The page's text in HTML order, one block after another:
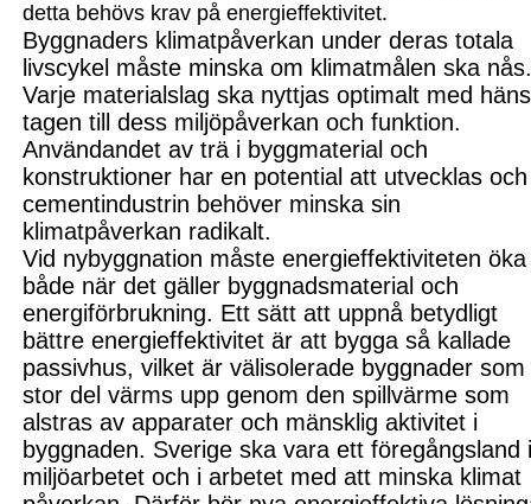
detta behövs krav på energieffektivitet.
Byggnaders klimatpåverkan under deras totala
ivscykel måste minska om klimatmålen ska
Varje materialslag ska nyttjas optimalt med
tagen till dess miljöpåverkan och funktion.
Användandet av trä i byggmaterial och
konstruktioner har en potential att utvecklas och
cementindustrin behöver minska sin
klimatpåverkan radikalt.
Vid nybyggnation måste energieffektiviteten öka
både när det gäller byggnadsmaterial och
energiförbrukning. Ett sätt att uppnå betydligt
bättre energieffektivitet är att bygga så kallade
passivhus, vilket är välisolerade byggnader som
stor del värms upp genom den spillvärme som
alstras av apparater och mänsklig aktivitet i
byggnaden. Sverige ska vara ett föregångsland
miljöarbetet och i arbetet med att minska klimat